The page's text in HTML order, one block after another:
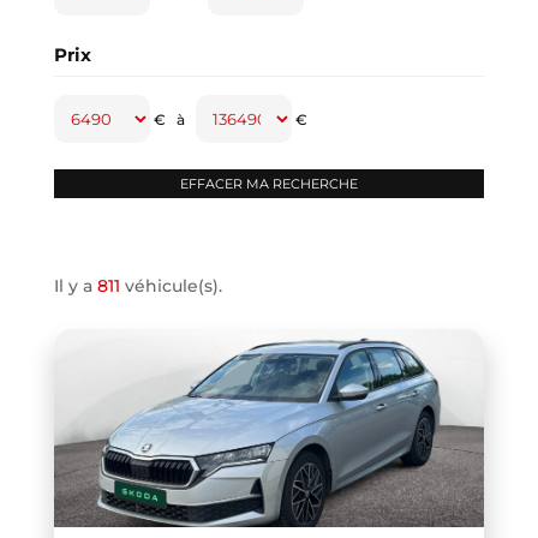
CLASSE A (1)
CLIO IV (1)
COMPASS
COOPER F67 (1)
COUPE R58 (1)
CRAFTER VAN (1)
DB11 COUPE (1)
Prix
€ à €
Il y a 811 véhicule(s).